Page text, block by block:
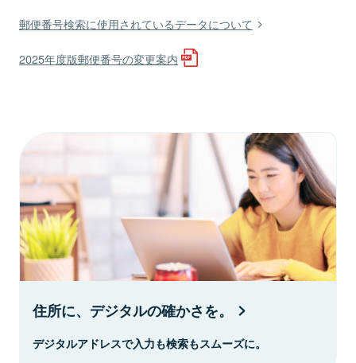
郵便番号検索に使用されているデータについて
2025年度版郵便番号の変更案内
住所に、デジタルの確かさを。
デジタルアドレスで入力も検索もスムーズに。